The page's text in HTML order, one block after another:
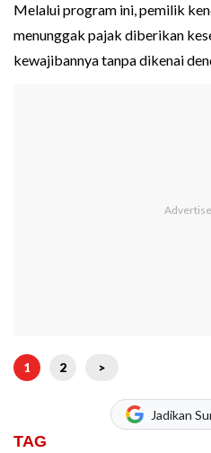
Melalui program ini, pemilik
menunggak pajak diberikan
kewajibannya tanpa dikenai
1 2 >
Jadikan
TAG